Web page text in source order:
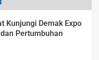
Kunjungi Demak Expo
Pertumbuhan